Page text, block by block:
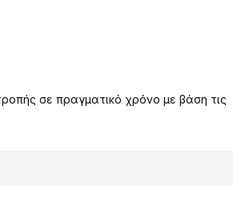
σε πραγματικό χρόνο με βάση τις